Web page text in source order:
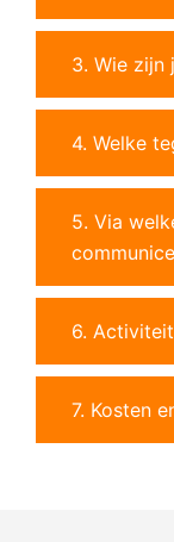
3. Wie zijn
4. Welke
5. Via
6.
7. Kosten